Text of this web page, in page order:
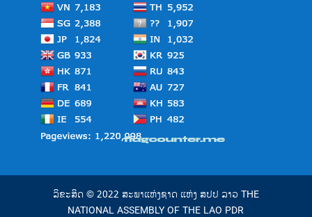
ລິຂະສິດ © 2022 ສະພາແຫ່ງຊາດ ແຫ່ງ ສປປ ລາວ THE
NATIONAL ASSEMBLY OF THE LAO PDR